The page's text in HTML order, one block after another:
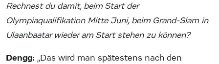
Rechnest du damit, beim Start der
Olympiaqualifikation Mitte Juni, beim Grand-Slam in
Ulaanbaatar wieder am Start stehen zu können?
Dengg: „Das wird man spätestens nach den